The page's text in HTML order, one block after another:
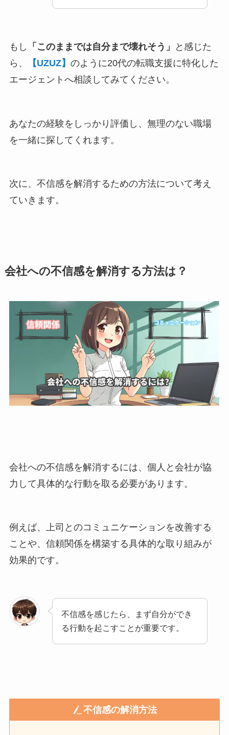
もし 「このままでは自分まで壊れそう」
と感じた
ら、
【UZUZ】 のように20代の転職支援に特化した
エージェントへ相談してみてください。
あなたの経験をしっかり評価し、無理のない職場
を一緒に探してくれます。
次に、不信感を解消するための方法について考え
ていきます。
会社への不信感を解消する方法は？
会社への不信感を解消するには、個人と会社が協
力して具体的な行動を取る必要があります。
例えば、上司とのコミュニケーションを改善する
ことや、信頼関係を構築する具体的な取り組みが
効果的です。
不信感を感じたら、まず自分ができ
る行動を起こすことが重要です。
不信感の解消方法